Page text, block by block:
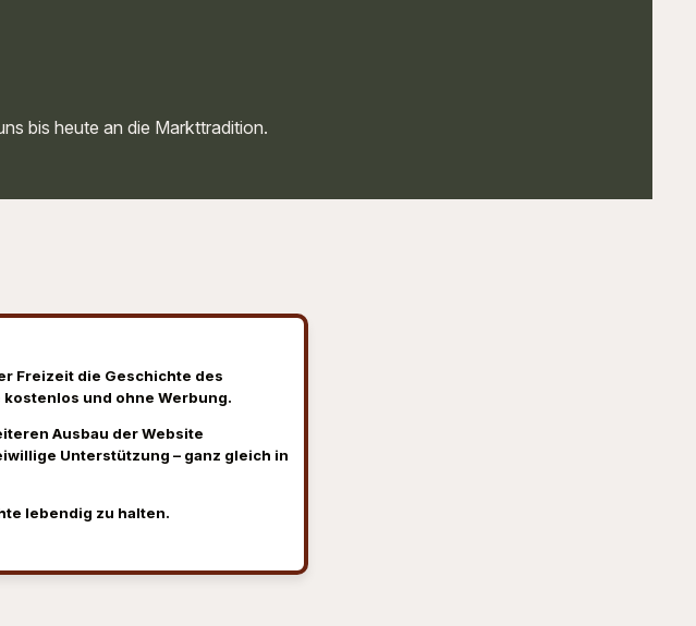
bis heute an die Markttradition.
Freizeit die Geschichte des
und ohne Werbung.
Ausbau der Website
Unterstützung – ganz gleich in
lebendig zu halten.